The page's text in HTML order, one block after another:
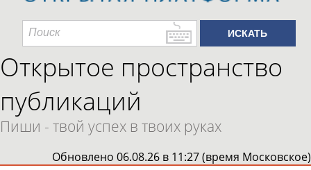
Открытое пространство
публикаций
Пиши - твой успех в твоих руках
Обновлено 06.08.26 в 11:27 (время Московское)